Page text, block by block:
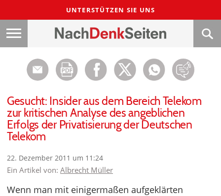
UNTERSTÜTZEN SIE UNS
Gesucht: Insider aus dem Bereich Telekom
zur kritischen Analyse des angeblichen
Erfolgs der Privatisierung der Deutschen
Telekom
22. Dezember 2011 um 11:24
Ein Artikel von: Albrecht Müller
Wenn man mit einigermaßen aufgeklärten